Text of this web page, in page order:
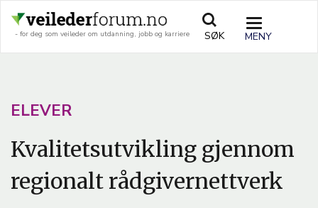
hovedinnhold
- for deg som veileder om utdanning, jobb og karriere SØK
A
T
I
ELEVER
Kvalitetsutvikling gjennom
regionalt rådgivernettverk